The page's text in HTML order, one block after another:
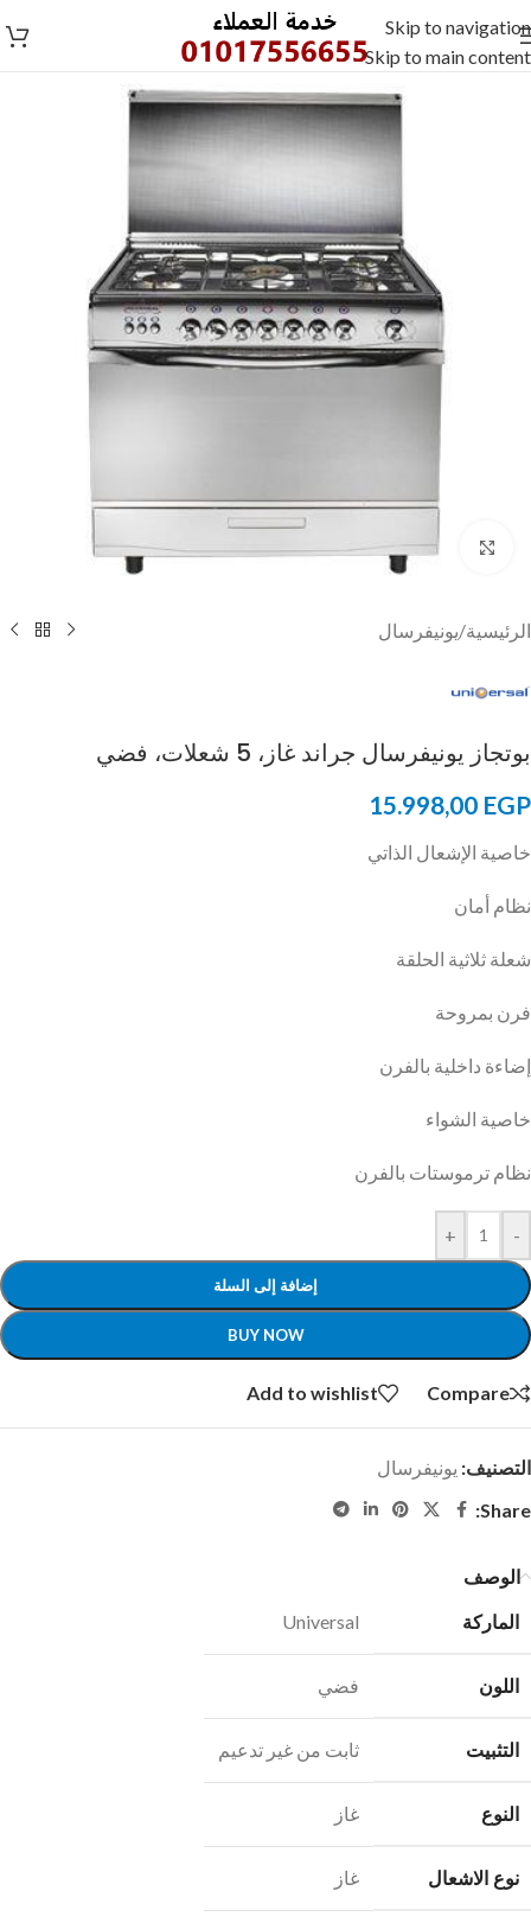
Skip to navigation
Skip to main content
Click to enlarge
الرئيسية/يونيفرسال
بوتجاز يونيفرسال جراند غاز، 5 شعلات، فضي
15.998,00 EGP
خاصية الإشعال الذاتي
نظام أمان
شعلة ثلاثية الحلقة
فرن بمروحة
إضاءة داخلية بالفرن
خاصية الشواء
نظام ترموستات بالفرن
-
+
إضافة إلى السلة
BUY NOW
Compare
Add to wishlist
التصنيف: يونيفرسال
Share:
الوصف
الماركة Universal
اللون فضي
التثبيت ثابت من غير تدعيم
النوع غاز
نوع الاشعال غاز